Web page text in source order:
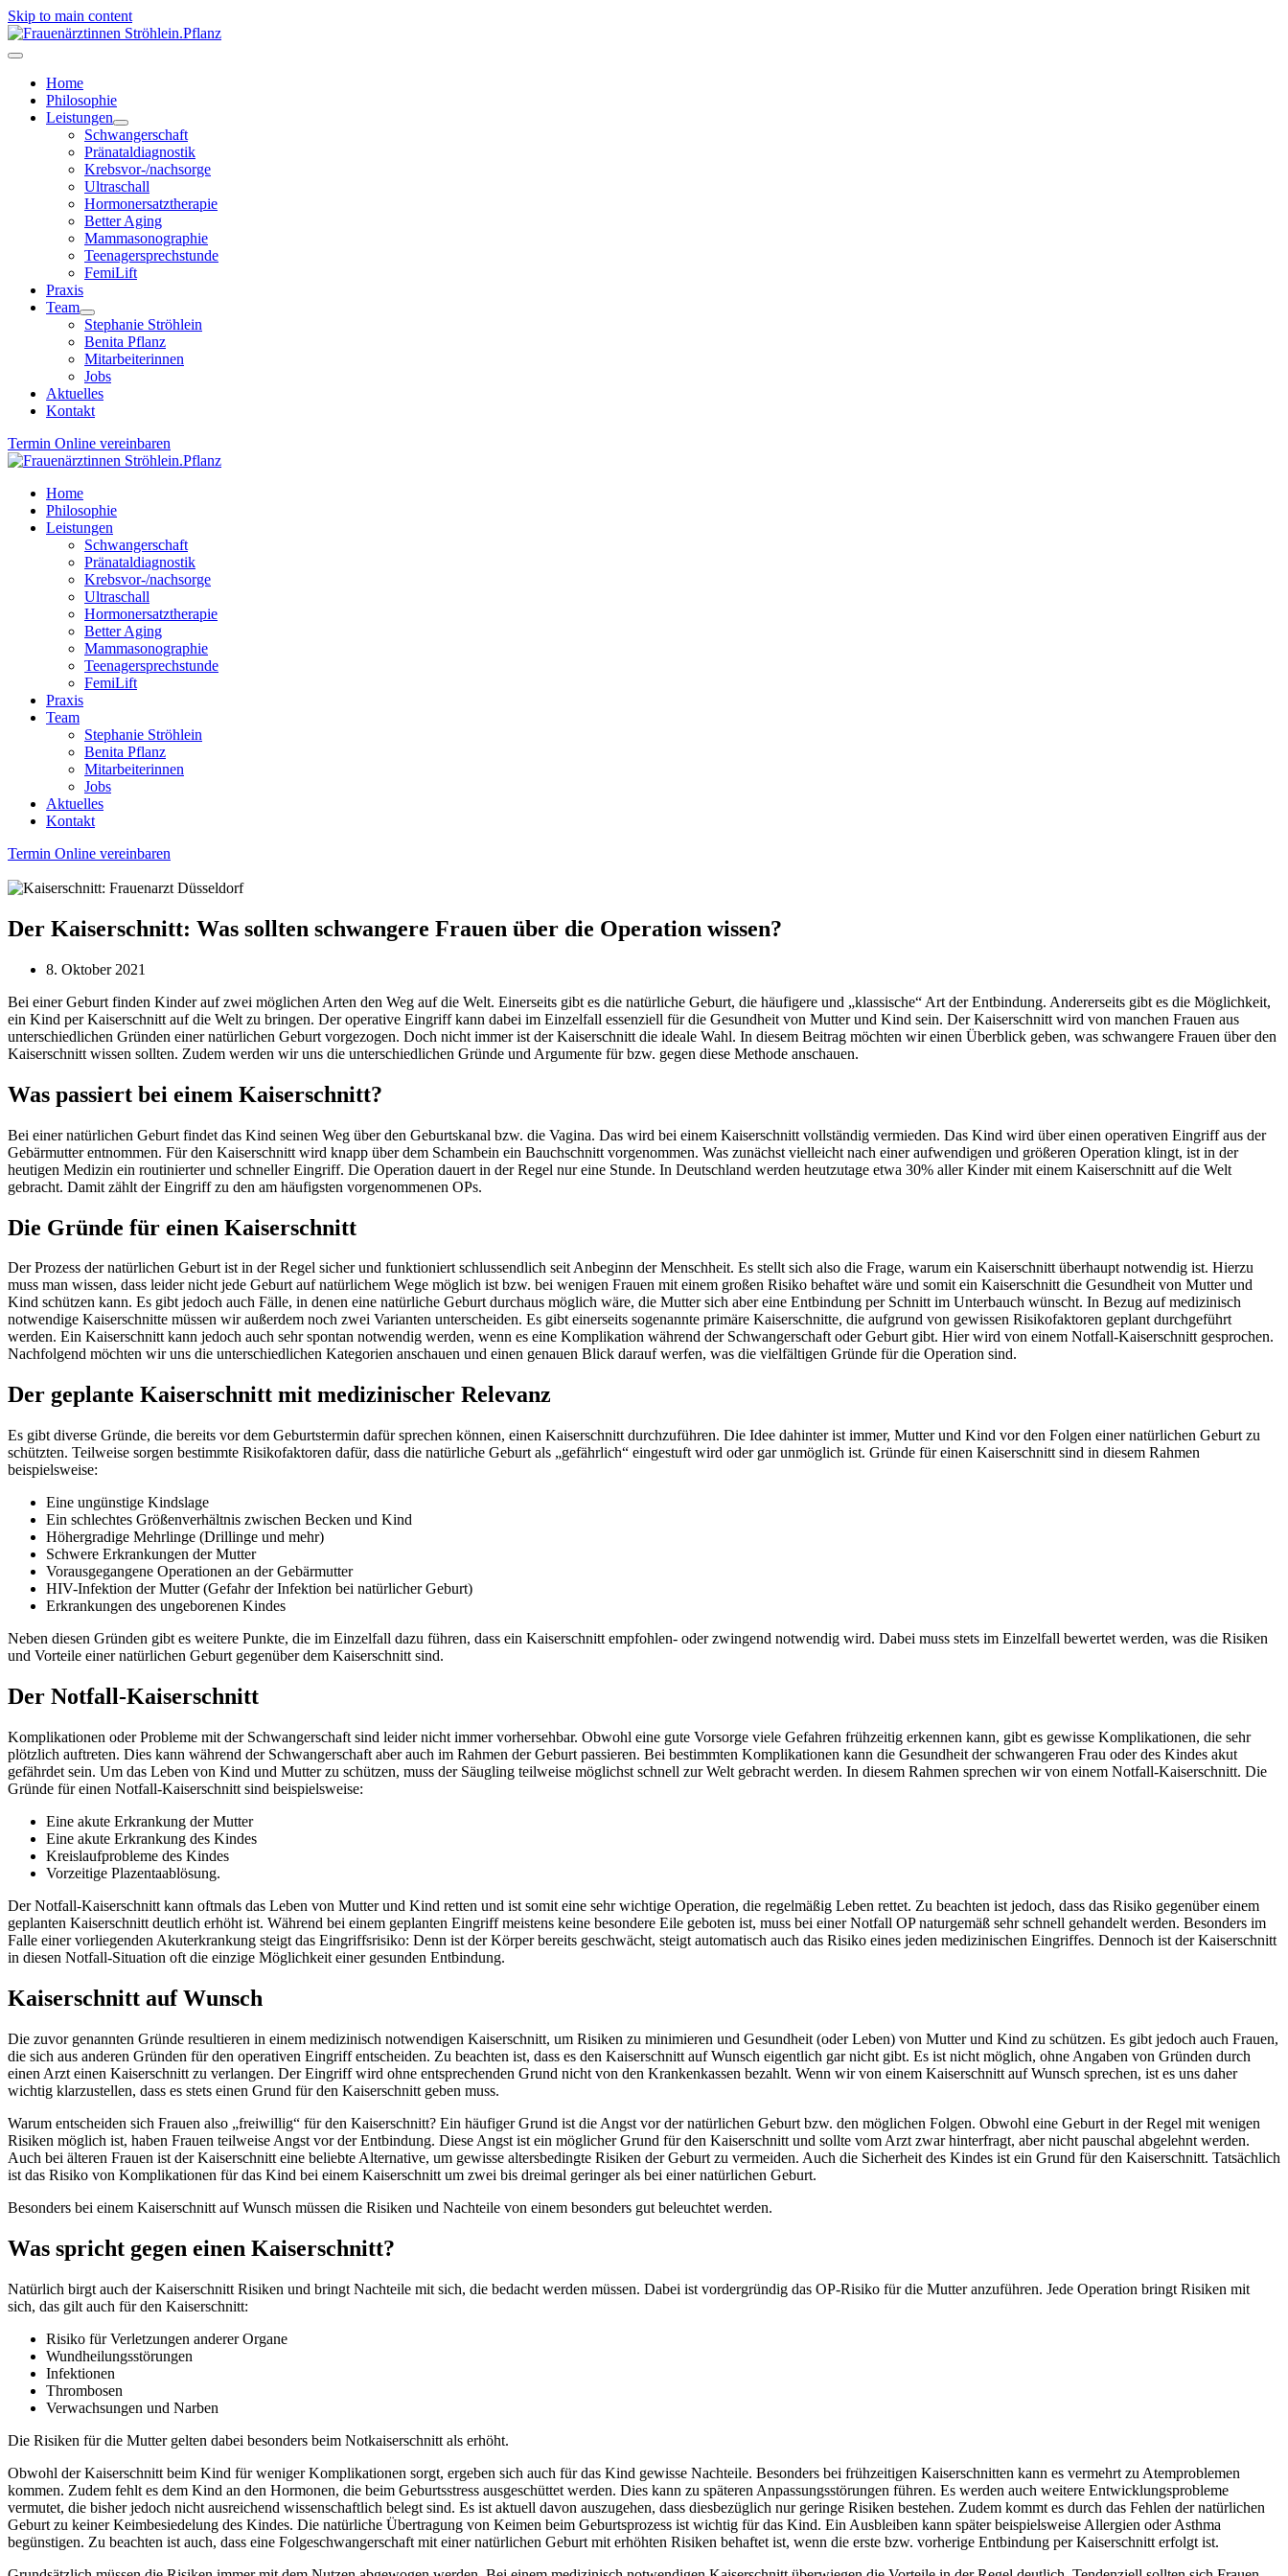
Skip to main content
Home
Philosophie
Leistungen
Schwangerschaft
Pränataldiagnostik
Krebsvor-/nachsorge
Ultraschall
Hormonersatztherapie
Better Aging
Mammasonographie
Teenagersprechstunde
FemiLift
Praxis
Team
Stephanie Ströhlein
Benita Pflanz
Mitarbeiterinnen
Jobs
Aktuelles
Kontakt
Termin Online vereinbaren
Home
Philosophie
Leistungen
Schwangerschaft
Pränataldiagnostik
Krebsvor-/nachsorge
Ultraschall
Hormonersatztherapie
Better Aging
Mammasonographie
Teenagersprechstunde
FemiLift
Praxis
Team
Stephanie Ströhlein
Benita Pflanz
Mitarbeiterinnen
Jobs
Aktuelles
Kontakt
Termin Online vereinbaren
Der Kaiserschnitt: Was sollten schwangere Frauen über die Operation wissen?
8. Oktober 2021
Bei einer Geburt finden Kinder auf zwei möglichen Arten den Weg auf die Welt. Einerseits gibt es die natürliche Geburt, die häufigere und „klassische“ Art der Entbindung. Andererseits gibt es die Möglichkeit,
ein Kind per Kaiserschnitt auf die Welt zu bringen. Der operative Eingriff kann dabei im Einzelfall essenziell für die Gesundheit von Mutter und Kind sein. Der Kaiserschnitt wird von manchen Frauen aus
unterschiedlichen Gründen einer natürlichen Geburt vorgezogen. Doch nicht immer ist der Kaiserschnitt die ideale Wahl. In diesem Beitrag möchten wir einen Überblick geben, was schwangere Frauen über den
Kaiserschnitt wissen sollten. Zudem werden wir uns die unterschiedlichen Gründe und Argumente für bzw. gegen diese Methode anschauen.
Was passiert bei einem Kaiserschnitt?
Bei einer natürlichen Geburt findet das Kind seinen Weg über den Geburtskanal bzw. die Vagina. Das wird bei einem Kaiserschnitt vollständig vermieden. Das Kind wird über einen operativen Eingriff aus der
Gebärmutter entnommen. Für den Kaiserschnitt wird knapp über dem Schambein ein Bauchschnitt vorgenommen. Was zunächst vielleicht nach einer aufwendigen und größeren Operation klingt, ist in der
heutigen Medizin ein routinierter und schneller Eingriff. Die Operation dauert in der Regel nur eine Stunde. In Deutschland werden heutzutage etwa 30% aller Kinder mit einem Kaiserschnitt auf die Welt
gebracht. Damit zählt der Eingriff zu den am häufigsten vorgenommenen OPs.
Die Gründe für einen Kaiserschnitt
Der Prozess der natürlichen Geburt ist in der Regel sicher und funktioniert schlussendlich seit Anbeginn der Menschheit. Es stellt sich also die Frage, warum ein Kaiserschnitt überhaupt notwendig ist. Hierzu
muss man wissen, dass leider nicht jede Geburt auf natürlichem Wege möglich ist bzw. bei wenigen Frauen mit einem großen Risiko behaftet wäre und somit ein Kaiserschnitt die Gesundheit von Mutter und
Kind schützen kann. Es gibt jedoch auch Fälle, in denen eine natürliche Geburt durchaus möglich wäre, die Mutter sich aber eine Entbindung per Schnitt im Unterbauch wünscht. In Bezug auf medizinisch
notwendige Kaiserschnitte müssen wir außerdem noch zwei Varianten unterscheiden. Es gibt einerseits sogenannte primäre Kaiserschnitte, die aufgrund von gewissen Risikofaktoren geplant durchgeführt
werden. Ein Kaiserschnitt kann jedoch auch sehr spontan notwendig werden, wenn es eine Komplikation während der Schwangerschaft oder Geburt gibt. Hier wird von einem Notfall-Kaiserschnitt gesprochen.
Nachfolgend möchten wir uns die unterschiedlichen Kategorien anschauen und einen genauen Blick darauf werfen, was die vielfältigen Gründe für die Operation sind.
Der geplante Kaiserschnitt mit medizinischer Relevanz
Es gibt diverse Gründe, die bereits vor dem Geburtstermin dafür sprechen können, einen Kaiserschnitt durchzuführen. Die Idee dahinter ist immer, Mutter und Kind vor den Folgen einer natürlichen Geburt zu
schützten. Teilweise sorgen bestimmte Risikofaktoren dafür, dass die natürliche Geburt als „gefährlich“ eingestuft wird oder gar unmöglich ist. Gründe für einen Kaiserschnitt sind in diesem Rahmen
beispielsweise:
Eine ungünstige Kindslage
Ein schlechtes Größenverhältnis zwischen Becken und Kind
Höhergradige Mehrlinge (Drillinge und mehr)
Schwere Erkrankungen der Mutter
Vorausgegangene Operationen an der Gebärmutter
HIV-Infektion der Mutter (Gefahr der Infektion bei natürlicher Geburt)
Erkrankungen des ungeborenen Kindes
Neben diesen Gründen gibt es weitere Punkte, die im Einzelfall dazu führen, dass ein Kaiserschnitt empfohlen- oder zwingend notwendig wird. Dabei muss stets im Einzelfall bewertet werden, was die Risiken
und Vorteile einer natürlichen Geburt gegenüber dem Kaiserschnitt sind.
Der Notfall-Kaiserschnitt
Komplikationen oder Probleme mit der Schwangerschaft sind leider nicht immer vorhersehbar. Obwohl eine gute Vorsorge viele Gefahren frühzeitig erkennen kann, gibt es gewisse Komplikationen, die sehr
plötzlich auftreten. Dies kann während der Schwangerschaft aber auch im Rahmen der Geburt passieren. Bei bestimmten Komplikationen kann die Gesundheit der schwangeren Frau oder des Kindes akut
gefährdet sein. Um das Leben von Kind und Mutter zu schützen, muss der Säugling teilweise möglichst schnell zur Welt gebracht werden. In diesem Rahmen sprechen wir von einem Notfall-Kaiserschnitt. Die
Gründe für einen Notfall-Kaiserschnitt sind beispielsweise:
Eine akute Erkrankung der Mutter
Eine akute Erkrankung des Kindes
Kreislaufprobleme des Kindes
Vorzeitige Plazentaablösung.
Der Notfall-Kaiserschnitt kann oftmals das Leben von Mutter und Kind retten und ist somit eine sehr wichtige Operation, die regelmäßig Leben rettet. Zu beachten ist jedoch, dass das Risiko gegenüber einem
geplanten Kaiserschnitt deutlich erhöht ist. Während bei einem geplanten Eingriff meistens keine besondere Eile geboten ist, muss bei einer Notfall OP naturgemäß sehr schnell gehandelt werden. Besonders im
Falle einer vorliegenden Akuterkrankung steigt das Eingriffsrisiko: Denn ist der Körper bereits geschwächt, steigt automatisch auch das Risiko eines jeden medizinischen Eingriffes. Dennoch ist der Kaiserschnitt
in diesen Notfall-Situation oft die einzige Möglichkeit einer gesunden Entbindung.
Kaiserschnitt auf Wunsch
Die zuvor genannten Gründe resultieren in einem medizinisch notwendigen Kaiserschnitt, um Risiken zu minimieren und Gesundheit (oder Leben) von Mutter und Kind zu schützen. Es gibt jedoch auch Frauen,
die sich aus anderen Gründen für den operativen Eingriff entscheiden. Zu beachten ist, dass es den Kaiserschnitt auf Wunsch eigentlich gar nicht gibt. Es ist nicht möglich, ohne Angaben von Gründen durch
einen Arzt einen Kaiserschnitt zu verlangen. Der Eingriff wird ohne entsprechenden Grund nicht von den Krankenkassen bezahlt. Wenn wir von einem Kaiserschnitt auf Wunsch sprechen, ist es uns daher
wichtig klarzustellen, dass es stets einen Grund für den Kaiserschnitt geben muss.
Warum entscheiden sich Frauen also „freiwillig“ für den Kaiserschnitt? Ein häufiger Grund ist die Angst vor der natürlichen Geburt bzw. den möglichen Folgen. Obwohl eine Geburt in der Regel mit wenigen
Risiken möglich ist, haben Frauen teilweise Angst vor der Entbindung. Diese Angst ist ein möglicher Grund für den Kaiserschnitt und sollte vom Arzt zwar hinterfragt, aber nicht pauschal abgelehnt werden.
Auch bei älteren Frauen ist der Kaiserschnitt eine beliebte Alternative, um gewisse altersbedingte Risiken der Geburt zu vermeiden. Auch die Sicherheit des Kindes ist ein Grund für den Kaiserschnitt. Tatsächlich
ist das Risiko von Komplikationen für das Kind bei einem Kaiserschnitt um zwei bis dreimal geringer als bei einer natürlichen Geburt.
Besonders bei einem Kaiserschnitt auf Wunsch müssen die Risiken und Nachteile von einem besonders gut beleuchtet werden.
Was spricht gegen einen Kaiserschnitt?
Natürlich birgt auch der Kaiserschnitt Risiken und bringt Nachteile mit sich, die bedacht werden müssen. Dabei ist vordergründig das OP-Risiko für die Mutter anzuführen. Jede Operation bringt Risiken mit
sich, das gilt auch für den Kaiserschnitt:
Risiko für Verletzungen anderer Organe
Wundheilungsstörungen
Infektionen
Thrombosen
Verwachsungen und Narben
Die Risiken für die Mutter gelten dabei besonders beim Notkaiserschnitt als erhöht.
Obwohl der Kaiserschnitt beim Kind für weniger Komplikationen sorgt, ergeben sich auch für das Kind gewisse Nachteile. Besonders bei frühzeitigen Kaiserschnitten kann es vermehrt zu Atemproblemen
kommen. Zudem fehlt es dem Kind an den Hormonen, die beim Geburtsstress ausgeschüttet werden. Dies kann zu späteren Anpassungsstörungen führen. Es werden auch weitere Entwicklungsprobleme
vermutet, die bisher jedoch nicht ausreichend wissenschaftlich belegt sind. Es ist aktuell davon auszugehen, dass diesbezüglich nur geringe Risiken bestehen. Zudem kommt es durch das Fehlen der natürlichen
Geburt zu keiner Keimbesiedelung des Kindes. Die natürliche Übertragung von Keimen beim Geburtsprozess ist wichtig für das Kind. Ein Ausbleiben kann später beispielsweise Allergien oder Asthma
begünstigen. Zu beachten ist auch, dass eine Folgeschwangerschaft mit einer natürlichen Geburt mit erhöhten Risiken behaftet ist, wenn die erste bzw. vorherige Entbindung per Kaiserschnitt erfolgt ist.